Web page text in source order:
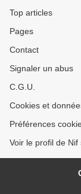
Top articles
Pages
Contact
Signaler un abus
C.G.U.
Cookies et
Préférences
Voir le profil de